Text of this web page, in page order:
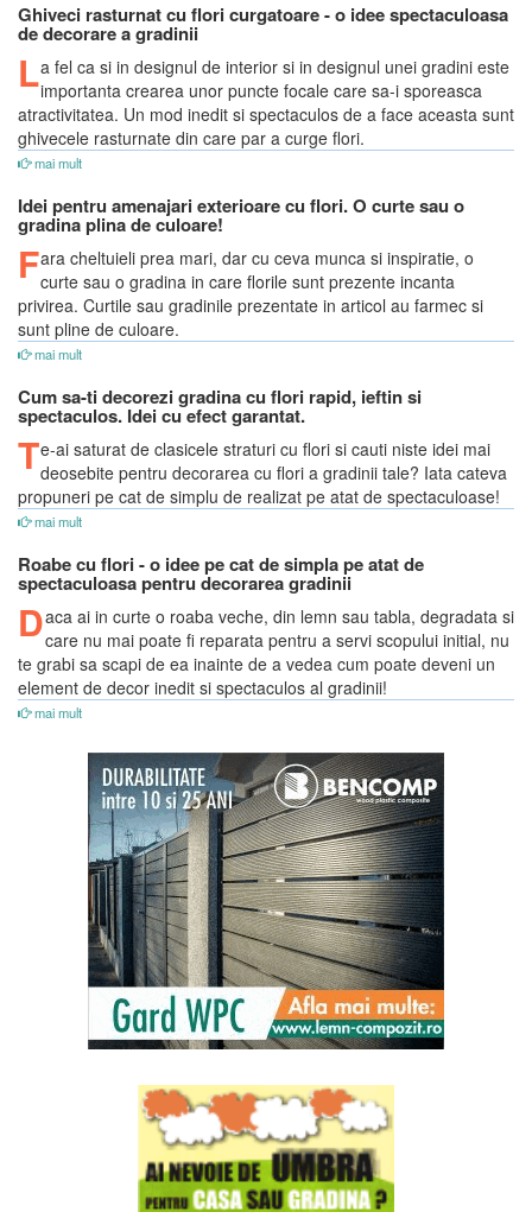
Ghiveci rasturnat cu flori curgatoare - o idee spectaculoasa
de decorare a gradinii
La fel ca si in designul de interior si in designul unei gradini este
importanta crearea unor puncte focale care sa-i sporeasca
atractivitatea. Un mod inedit si spectaculos de a face aceasta sunt
ghivecele rasturnate din care par a curge flori.
mai mult
Idei pentru amenajari exterioare cu flori. O curte sau o
gradina plina de culoare!
Fara cheltuieli prea mari, dar cu ceva munca si inspiratie, o
curte sau o gradina in care florile sunt prezente incanta
privirea. Curtile sau gradinile prezentate in articol au farmec si
sunt pline de culoare.
mai mult
Cum sa-ti decorezi gradina cu flori rapid, ieftin si
spectaculos. Idei cu efect garantat.
Te-ai saturat de clasicele straturi cu flori si cauti niste idei mai
deosebite pentru decorarea cu flori a gradinii tale? Iata cateva
propuneri pe cat de simplu de realizat pe atat de spectaculoase!
mai mult
Roabe cu flori - o idee pe cat de simpla pe atat de
spectaculoasa pentru decorarea gradinii
Daca ai in curte o roaba veche, din lemn sau tabla, degradata si
care nu mai poate fi reparata pentru a servi scopului initial, nu
te grabi sa scapi de ea inainte de a vedea cum poate deveni un
element de decor inedit si spectaculos al gradinii!
mai mult